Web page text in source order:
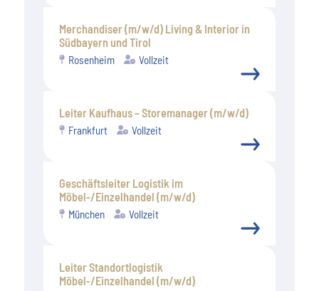
Merchandiser (m/w/d) Living & Interior in
Südbayern und Tirol
Rosenheim Vollzeit
Leiter Kaufhaus – Storemanager (m/w/d)
Frankfurt Vollzeit
Geschäftsleiter Logistik im
Möbel-/Einzelhandel (m/w/d)
München Vollzeit
Leiter Standortlogistik
Möbel-/Einzelhandel (m/w/d)